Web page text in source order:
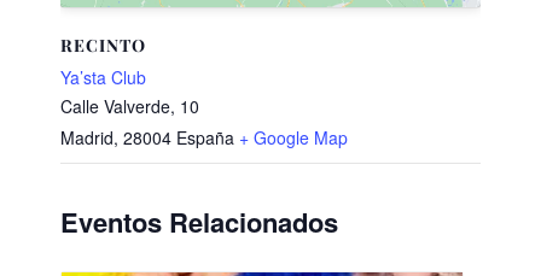
RECINTO
Ya’sta Club
Calle Valverde, 10
Madrid, 28004 España + Google Map
Eventos Relacionados